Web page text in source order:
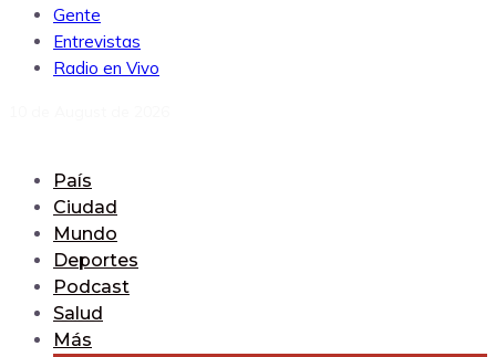
Gente
Entrevistas
Radio en Vivo
País
Ciudad
Mundo
Deportes
Podcast
Salud
Más